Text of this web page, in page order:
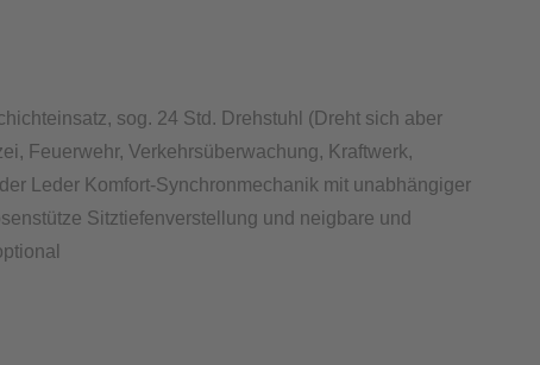
sog. 24 Std. Drehstuhl (Dreht sich aber
Feuerwehr, Verkehrsüberwachung, Kraftwerk,
Leder Komfort-Synchronmechanik mit unabhängiger
Sitztiefenverstellung und neigbare und